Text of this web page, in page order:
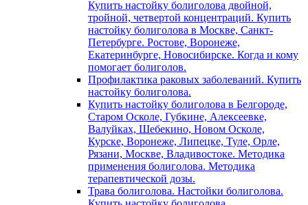
Купить настойку болиголова двойной,
тройной, четвертой концентраций. Купить
настойку болиголова в Москве, Санкт-
Петербурге. Ростове, Воронеже,
Екатеринбурге, Новосибирске. Когда и кому
помогает болиголов.
Профилактика раковых заболеваний. Купить
настойку болиголова.
Купить настойку болиголова в Белгороде,
Старом Осколе, Губкине, Алексеевке,
Валуйках, Шебекино, Новом Осколе,
Курске, Воронеже, Липецке, Туле, Орле,
Рязани, Москве, Владивостоке. Методика
применения болиголова. Методика
терапевтической дозы.
Трава болиголова. Настойки болиголова.